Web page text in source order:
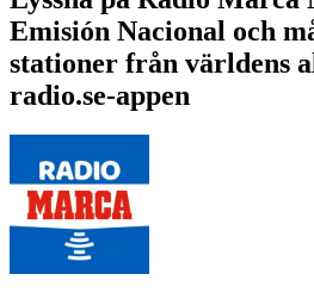
Emisión Nacional och
stationer från världens
radio.se-appen